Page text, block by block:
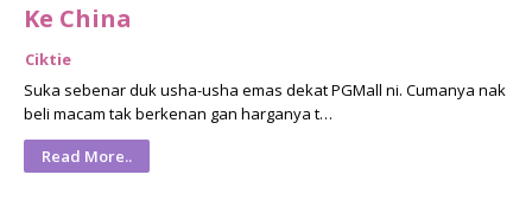
Ke China
Ciktie
Suka sebenar duk usha-usha emas dekat PGMall ni. Cumanya nak
beli macam tak berkenan gan harganya t…
Read More..